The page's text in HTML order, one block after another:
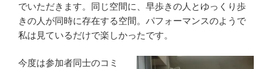
でいただきます。同じ空間に、早歩きの人とゆっくり歩
きの人が同時に存在する空間。パフォーマンスのようで
私は見ているだけで楽しかったです。
今度は参加者同士のコミ